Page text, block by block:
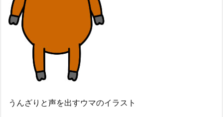
うんざりと声を出すウマのイラスト